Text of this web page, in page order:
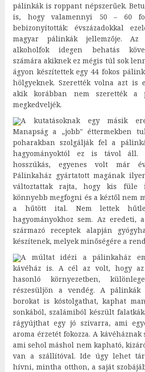
pálinkák is roppant népszerűek.
is, hogy valamennyi 50 – 60
bebizonyították: évszázadokkal
magyar pálinkák jellemzője. Az
alkoholfok idegen behatás
számára akiknek ez mégis túl sok
ágyon készítettek egy 44 fokos
hölgyeknek. Szerették volna azt is
akik korábban nem szerették a
megkedveljék.
A kutatásoknak egy másik
Manapság a „jobb" éttermekben
poharakban szolgálják fel a
hagyományoktól ez is távol áll.
hosszúkás, egyenes volt már
Pálinkaház gyártatott magának
változtattak rajta, hogy kis
könnyebb megfogni és a kéztől nem
a hűtött ital. Nem lettek
hagyományokhoz sem. Az eredeti,
származó receptek alapján
készítenek, melyek minőségére a
A múltat idézi a pálinkaház
kávéház is. A cél az volt, hogy
hasonló környezetben,
részesüljön a vendég. A pálinkák
borokat is kóstolgathat, kaphat
sonkából, szalámiból készült
rágyújthat egy jó szivarra, ami
aroma érzetét fokozza. A kávéháznak
ami sehol máshol nem kapható,
van a szállítóval. Ide úgy lehet
hívni, mintha otthon, a saját